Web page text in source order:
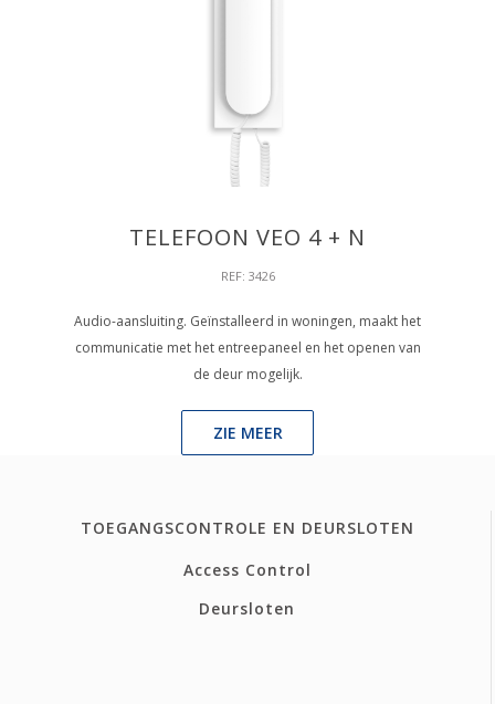
TELEFOON VEO 4 + N
REF: 3426
Audio-aansluiting. Geïnstalleerd in woningen, maakt het
communicatie met het entreepaneel en het openen van
de deur mogelijk.
ZIE MEER
TOEGANGSCONTROLE EN DEURSLOTEN
Access Control
Deursloten